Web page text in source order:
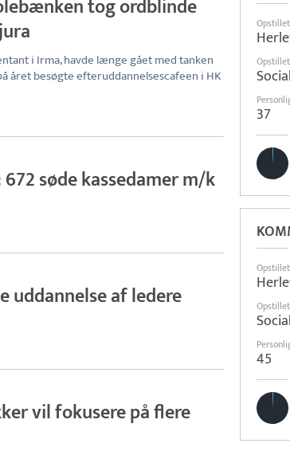
37
45
tog ordblinde
i Irma, havde længe gået med tanken
året besøgte efteruddannelsescafeen i HK
søde kassedamer m/k
uddannelse af ledere
vil fokusere på flere